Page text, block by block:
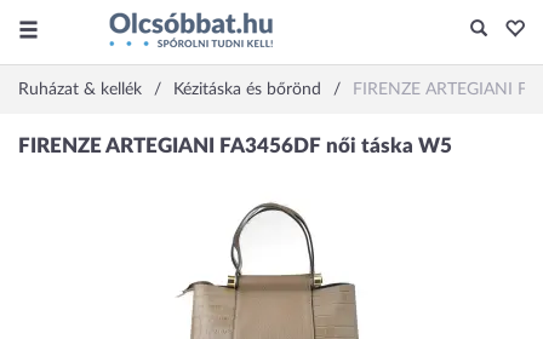
Ruházat & kellék Kézitáska és bőrönd FIRENZE ARTEGIANI